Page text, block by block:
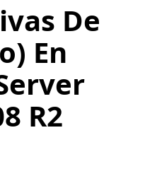
De
En
R2